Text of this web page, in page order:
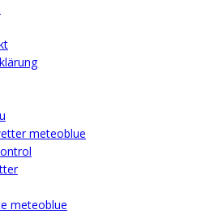
meteoblue
meteoblue